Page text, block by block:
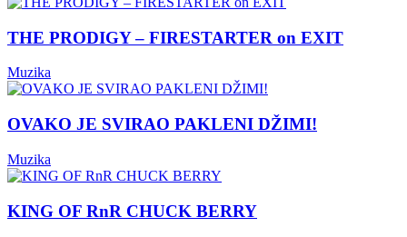
THE PRODIGY – FIRESTARTER on EXIT
Muzika
OVAKO JE SVIRAO PAKLENI DŽIMI!
Muzika
KING OF RnR CHUCK BERRY